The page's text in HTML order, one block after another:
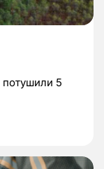
потушили 5